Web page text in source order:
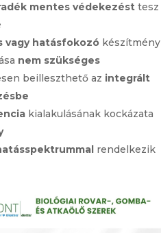
mentes védekezést tesz
vagy hatásfokozó készítmény
nem szükséges
beilleszthető az integrált
kialakulásának kockázata
rendelkezik